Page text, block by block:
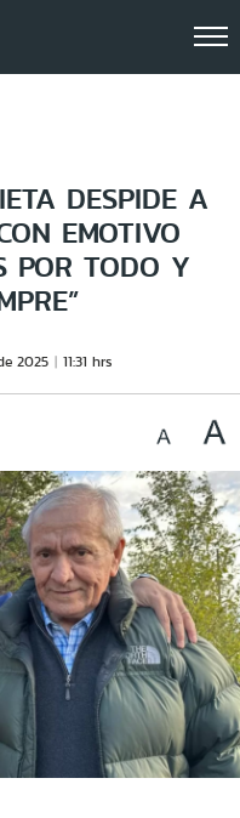
DESPIDE A
EMOTIVO
POR TODO Y
2025 11:31 hrs